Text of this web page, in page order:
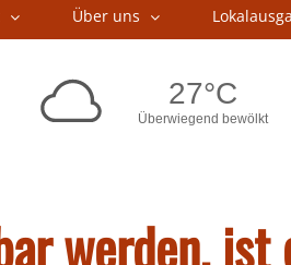
Über uns
werden,